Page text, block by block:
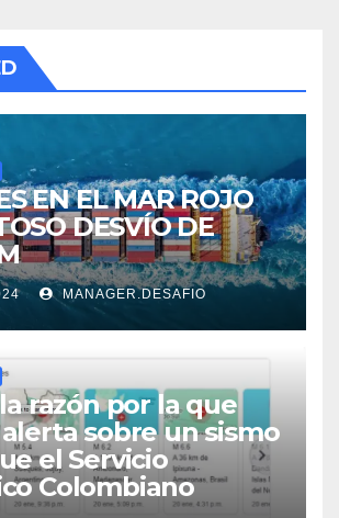
EN EL MAR ROJO
DESVÍO DE
MANAGER.DESAFIO
razón por la que
sobre un sismo
el Servicio
Colombiano